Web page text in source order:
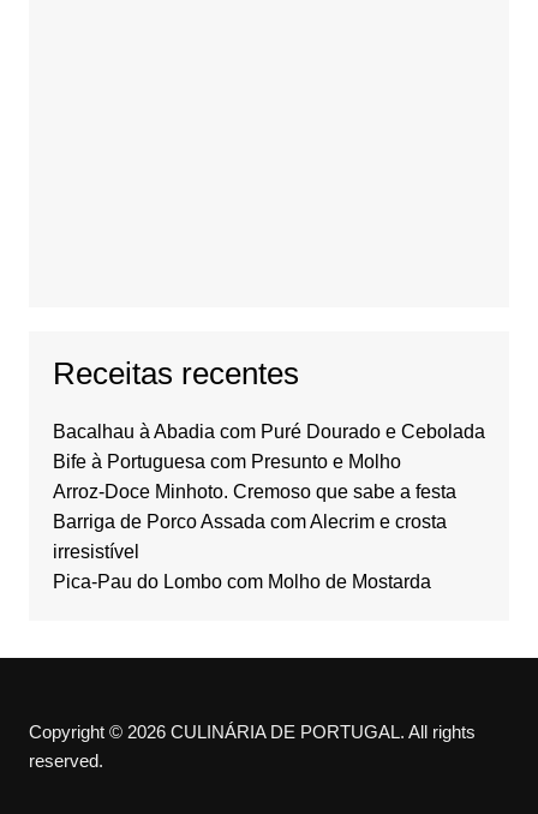
Receitas recentes
Bacalhau à Abadia com Puré Dourado e Cebolada
Bife à Portuguesa com Presunto e Molho
Arroz-Doce Minhoto. Cremoso que sabe a festa
Barriga de Porco Assada com Alecrim e crosta
irresistível
Pica-Pau do Lombo com Molho de Mostarda
Copyright © 2026 CULINÁRIA DE PORTUGAL. All rights
reserved.